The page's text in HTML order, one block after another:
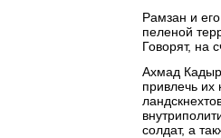
Рамзан и
пеленой
Говорят, на
Ахмад
привлечь их
солдат, а